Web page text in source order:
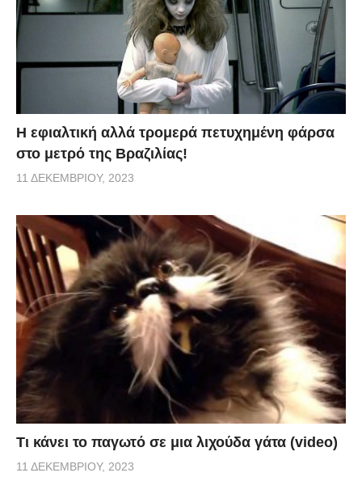
H εφιαλτική αλλά τρομερά πετυχημένη φάρσα
στο μετρό της Βραζιλίας!
11 ΔΕΚΕΜΒΡΊΟΥ, 2023
Τι κάνει το παγωτό σε μια λιχούδα γάτα (video)
11 ΔΕΚΕΜΒΡΊΟΥ, 2023